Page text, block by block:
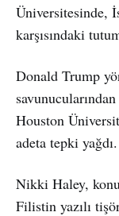
Üniversitesinde,
karşısındaki
Donald Trump
Houston
adeta tepki yağdı.
Nikki Haley,
Filistin yazılı